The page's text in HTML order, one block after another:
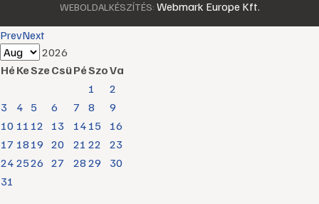
WEBOLDALKÉSZÍTÉS: Webmark Europe Kft.
PrevNext
2026
HéKeSzeCsüPéSzoVa
1
2
3
4 5 6 7 8
9
10 11 12 13 14 15
16
17 18 19 20 21 22
23
24 2526 27 28 29
30
31